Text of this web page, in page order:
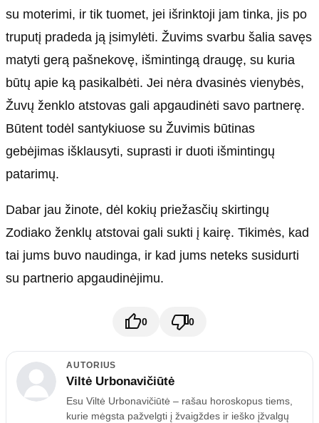
su moterimi, ir tik tuomet, jei išrinktoji jam tinka, jis po
truputį pradeda ją įsimylėti. Žuvims svarbu šalia savęs
matyti gerą pašnekovę, išmintingą draugę, su kuria
būtų apie ką pasikalbėti. Jei nėra dvasinės vienybės,
Žuvų ženklo atstovas gali apgaudinėti savo partnerę.
Būtent todėl santykiuose su Žuvimis būtinas
gebėjimas išklausyti, suprasti ir duoti išmintingų
patarimų.
Dabar jau žinote, dėl kokių priežasčių skirtingų
Zodiako ženklų atstovai gali sukti į kairę. Tikimės, kad
tai jums buvo naudinga, ir kad jums neteks susidurti
su partnerio apgaudinėjimu.
0 0
AUTORIUS
Viltė Urbonavičiūtė
Esu Viltė Urbonavičiūtė – rašau horoskopus tiems,
kurie mėgsta pažvelgti į žvaigždes ir ieško įžvalgų